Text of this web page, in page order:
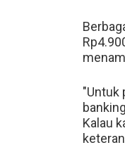
"Untuk
Kalau